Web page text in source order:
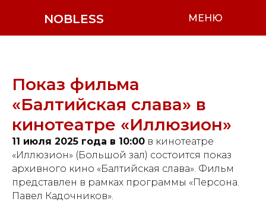
NOBLESS МЕНЮ
Показ фильма
«Балтийская слава» в
кинотеатре «Иллюзион»
11 июля 2025 года в 10:00 в кинотеатре
«Иллюзион» (Большой зал) состоится показ
архивного кино «Балтийская слава». Фильм
представлен в рамках программы «Персона.
Павел Кадочников».